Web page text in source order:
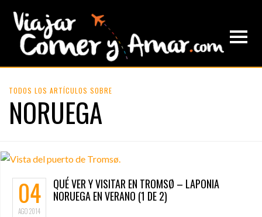
TODOS LOS ARTÍCULOS SOBRE
NORUEGA
04
AGO2014
QUÉ VER Y VISITAR EN TROMSØ – LAPONIA
NORUEGA EN VERANO (1 DE 2)